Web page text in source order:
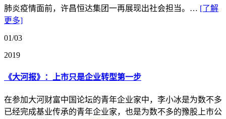
肺炎疫情面前，许昌恒达集团一再展现出社会担当。… [了解
更多]
01/03
2019
《大河报》：上市只是企业转型第一步
在参加大河财富中国论坛的青年企业家中，李小冰是为数不多
已经完成基业传承的青年企业家，也是为数不多的豫股上市公